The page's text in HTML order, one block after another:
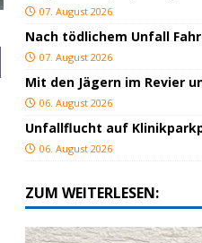
07. August 2026
Nach tödlichem Unfall
07. August 2026
Mit den Jägern im Revier
06. August 2026
Unfallflucht auf
06. August 2026
ZUM WEITERLESEN: